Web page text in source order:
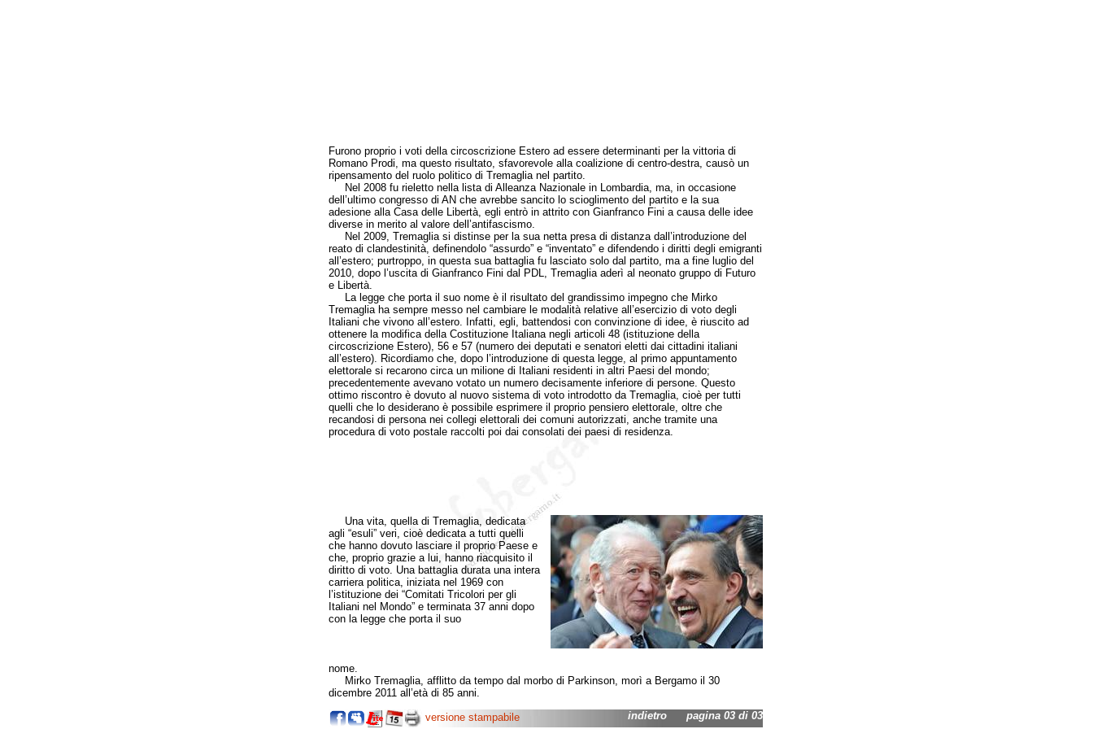
Furono proprio i voti della circoscrizione Estero ad essere determinanti per la vittoria di
Romano Prodi, ma questo risultato, sfavorevole alla coalizione di centro-destra, causò un
ripensamento del ruolo politico di Tremaglia nel partito.
Nel 2008 fu rieletto nella lista di Alleanza Nazionale in Lombardia, ma, in occasione
dell’ultimo congresso di AN che avrebbe sancito lo scioglimento del partito e la sua
adesione alla Casa delle Libertà, egli entrò in attrito con Gianfranco Fini a causa delle idee
diverse in merito al valore dell’antifascismo.
Nel 2009, Tremaglia si distinse per la sua netta presa di distanza dall’introduzione del
reato di clandestinità, definendolo “assurdo” e “inventato” e difendendo i diritti degli emigranti
all’estero; purtroppo, in questa sua battaglia fu lasciato solo dal partito, ma a fine luglio del
2010, dopo l’uscita di Gianfranco Fini dal PDL, Tremaglia aderì al neonato gruppo di Futuro
e Libertà.
La legge che porta il suo nome è il risultato del grandissimo impegno che Mirko
Tremaglia ha sempre messo nel cambiare le modalità relative all’esercizio di voto degli
Italiani che vivono all’estero. Infatti, egli, battendosi con convinzione di idee, è riuscito ad
ottenere la modifica della Costituzione Italiana negli articoli 48 (istituzione della
circoscrizione Estero), 56 e 57 (numero dei deputati e senatori eletti dai cittadini italiani
all’estero). Ricordiamo che, dopo l’introduzione di questa legge, al primo appuntamento
elettorale si recarono circa un milione di Italiani residenti in altri Paesi del mondo;
precedentemente avevano votato un numero decisamente inferiore di persone. Questo
ottimo riscontro è dovuto al nuovo sistema di voto introdotto da Tremaglia, cioè per tutti
quelli che lo desiderano è possibile esprimere il proprio pensiero elettorale, oltre che
recandosi di persona nei collegi elettorali dei comuni autorizzati, anche tramite una
procedura di voto postale raccolti poi dai consolati dei paesi di residenza.
Una vita, quella di Tremaglia, dedicata
agli “esuli” veri, cioè dedicata a tutti quelli
che hanno dovuto lasciare il proprio Paese e
che, proprio grazie a lui, hanno riacquisito il
diritto di voto. Una battaglia durata una intera
carriera politica, iniziata nel 1969 con
l’istituzione dei “Comitati Tricolori per gli
Italiani nel Mondo” e terminata 37 anni dopo
con la legge che porta il suo
nome.
Mirko Tremaglia, afflitto da tempo dal morbo di Parkinson, morì a Bergamo il 30
dicembre 2011 all’età di 85 anni.
versione stampabile indietropagina 03 di 03